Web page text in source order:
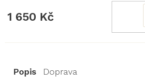
1 650 Kč
Popis Doprava